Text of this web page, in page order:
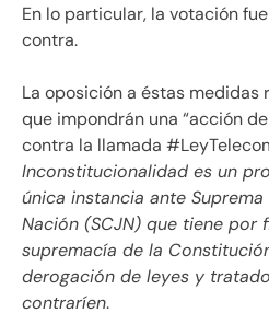
En lo particular, la votación
contra.
La oposición a éstas medidas
que impondrán una “acción
contra la llamada
Inconstitucionalidad es un
única instancia ante
Nación (SCJN) que tiene por
supremacía de la
derogación de leyes y
contraríen.